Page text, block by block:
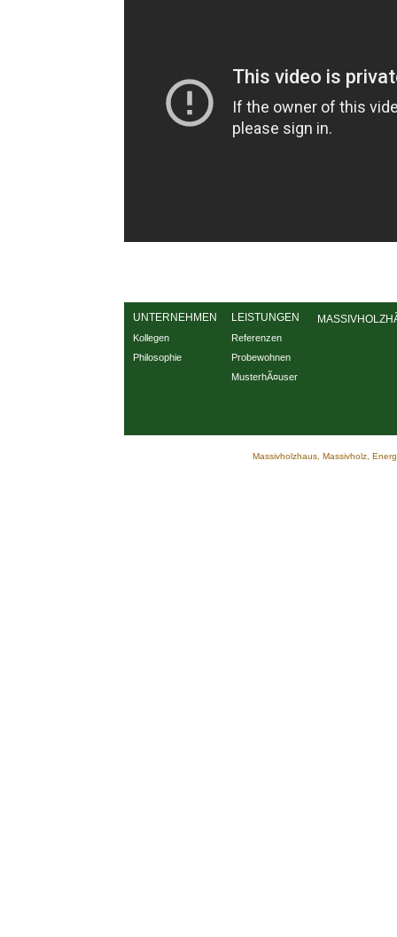
UNTERNEHMEN
Kollegen
Philosophie
LEISTUNGEN
Referenzen
Probewohnen
MusterhÃ¤user
Massivholzhaus, Massivholz,